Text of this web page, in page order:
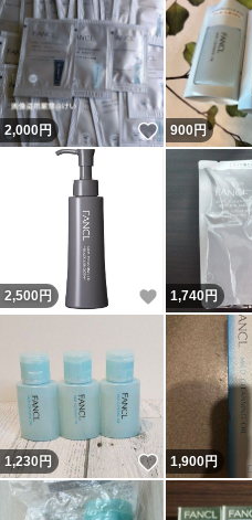
2,000円 いいね！
900円
2,500 円 いいね！
1,740円
1,230円 いいね！
1,900円